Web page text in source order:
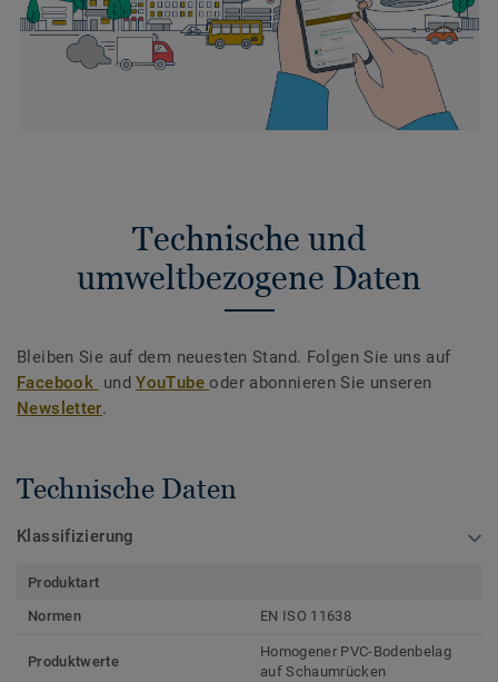
Technische und
umweltbezogene Daten
Bleiben Sie auf dem neuesten Stand. Folgen Sie uns auf
Facebook undYouTubeoder abonnieren Sie unseren
Newsletter.
Technische Daten
Klassifizierung
Produktart
Normen
EN ISO 11638
Produktwerte
Homogener PVC-Bodenbelag
auf Schaumrücken